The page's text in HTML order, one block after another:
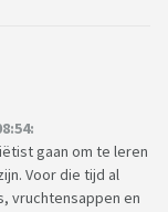
gaan om te leren
Voor die tijd al
vruchtensappen en